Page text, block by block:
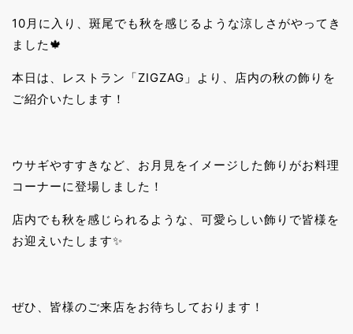
10月に入り、斑尾でも秋を感じるような涼しさがやってき
ました🍁
本日は、レストラン「ZIGZAG」より、店内の秋の飾りを
ご紹介いたします！
ウサギやすすきなど、お月見をイメージした飾りがお料理
コーナーに登場しました！
店内でも秋を感じられるような、可愛らしい飾りで皆様を
お迎えいたします✨
ぜひ、皆様のご来店をお待ちしております！